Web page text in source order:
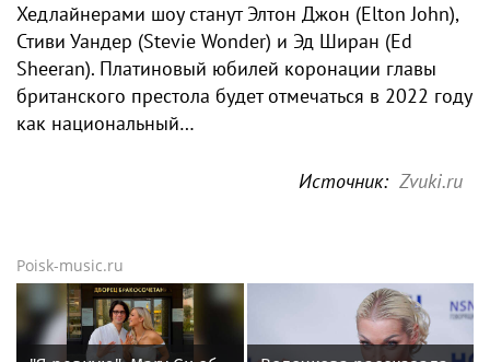
Хедлайнерами шоу станут Элтон Джон (Elton John),
Стиви Уандер (Stevie Wonder) и Эд Ширан (Ed
Sheeran). Платиновый юбилей коронации главы
британского престола будет отмечаться в 2022 году
как национальный…
Источник: Zvuki.ru
Poisk-music.ru